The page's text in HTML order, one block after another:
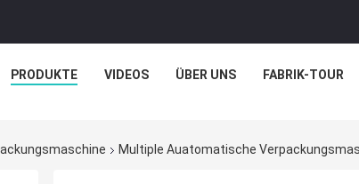
PRODUKTE VIDEOS ÜBER UNS FABRIK-TOUR
Multiple Auatomatische